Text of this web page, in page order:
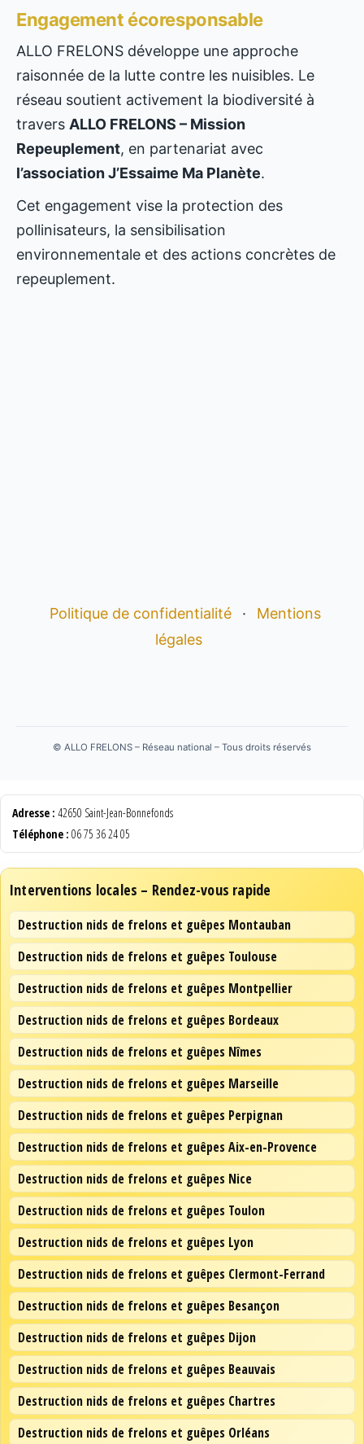
Engagement écoresponsable
ALLO FRELONS développe une approche
raisonnée de la lutte contre les nuisibles. Le
réseau soutient activement la biodiversité à
travers ALLO FRELONS – Mission
Repeuplement, en partenariat avec
l’association J’Essaime Ma Planète.
Cet engagement vise la protection des
pollinisateurs, la sensibilisation
environnementale et des actions concrètes de
repeuplement.
Politique de confidentialité ·
Mentions
légales
© ALLO FRELONS – Réseau national – Tous droits réservés
Adresse : 42650 Saint-Jean-Bonnefonds
Téléphone : 06 75 36 24 05
Interventions locales – Rendez-vous rapide
Destruction nids de frelons et guêpes Montauban
Destruction nids de frelons et guêpes Toulouse
Destruction nids de frelons et guêpes Montpellier
Destruction nids de frelons et guêpes Bordeaux
Destruction nids de frelons et guêpes Nîmes
Destruction nids de frelons et guêpes Marseille
Destruction nids de frelons et guêpes Perpignan
Destruction nids de frelons et guêpes Aix-en-Provence
Destruction nids de frelons et guêpes Nice
Destruction nids de frelons et guêpes Toulon
Destruction nids de frelons et guêpes Lyon
Destruction nids de frelons et guêpes Clermont-Ferrand
Destruction nids de frelons et guêpes Besançon
Destruction nids de frelons et guêpes Dijon
Destruction nids de frelons et guêpes Beauvais
Destruction nids de frelons et guêpes Chartres
Destruction nids de frelons et guêpes Orléans